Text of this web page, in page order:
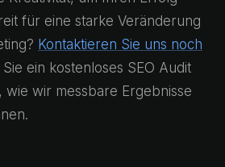
für eine starke Veränderung
Kontaktieren Sie uns noch
ein kostenloses SEO Audit
wir messbare Ergebnisse